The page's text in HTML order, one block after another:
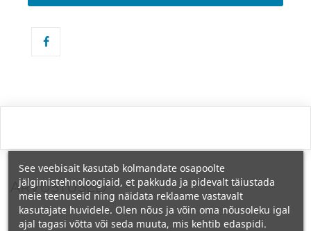
ARVUSTUSED
See veebisait kasutab kolmandate osapoolte
jälgimistehnoloogiaid, et pakkuda ja pidevalt täiustada
meie teenuseid ning näidata reklaame vastavalt
kasutajate huvidele. Olen nõus ja võin oma nõusoleku igal
ajal tagasi võtta või seda muuta, mis kehtib edaspidi.